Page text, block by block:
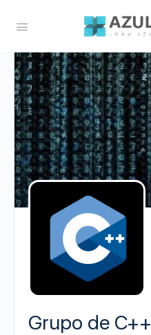
Grupo de C++